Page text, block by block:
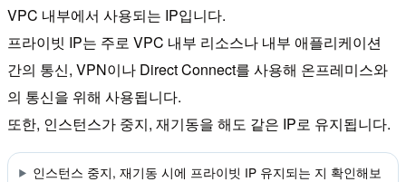
VPC 내부에서 사용되는 IP입니다.
프라이빗 IP는 주로 VPC 내부 리소스나 내부 애플리케이션
간의 통신, VPN이나 Direct Connect를 사용해 온프레미스와
의 통신을 위해 사용됩니다.
또한, 인스턴스가 중지, 재기동을 해도 같은 IP로 유지됩니다.
인스턴스 중지, 재기동 시에 프라이빗 IP 유지되는 지 확인해보